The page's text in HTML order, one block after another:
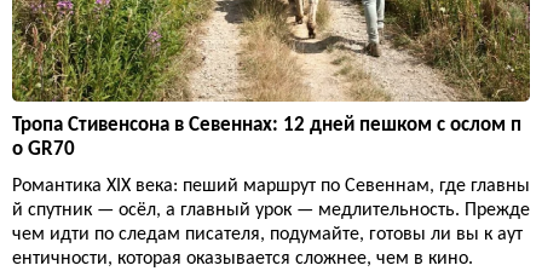
Тропа Стивенсона в Севеннах: 12 дней пешком с ослом п
о GR70
Романтика XIX века: пеший маршрут по Севеннам, где главны
й спутник — осёл, а главный урок — медлительность. Прежде
чем идти по следам писателя, подумайте, готовы ли вы к аут
ентичности, которая оказывается сложнее, чем в кино.